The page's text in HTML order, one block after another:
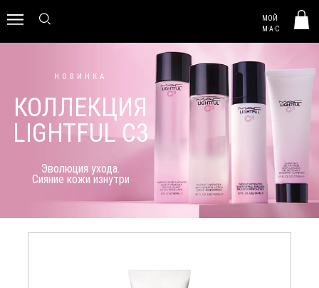
МОЙ
M·A·C
НОВИНКА
КОЛЛЕКЦИЯ
LIGHTFUL C3
Эволюция ухода.
Сияние кожи изнутри